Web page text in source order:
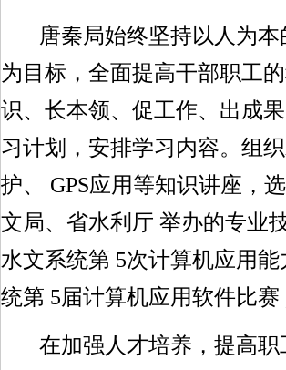
唐秦局始终坚持以人为
为目标，全面提高干部职工
识、长本领、促工作、出成
习计划，安排学习内容。组
护、 GPS应用等知识讲座，
文局、省水利厅 举办的专业
水文系统第 5次计算机应用
统第 5届计算机应用软件比赛
在加强人才培养，提高